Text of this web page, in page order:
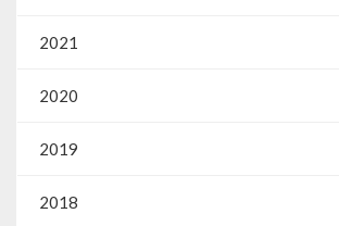
Gestão Educação – Educar Web
Webmail
2021
2020
2019
2018